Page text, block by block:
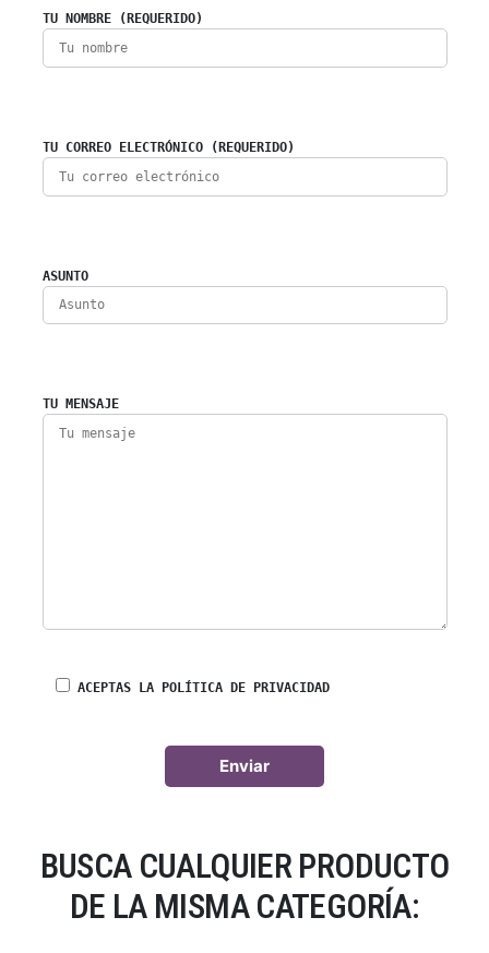
TU NOMBRE (REQUERIDO)
TU CORREO ELECTRÓNICO (REQUERIDO)
ASUNTO
TU MENSAJE
ACEPTAS LA POLÍTICA DE PRIVACIDAD
BUSCA CUALQUIER PRODUCTO
DE LA MISMA CATEGORÍA: